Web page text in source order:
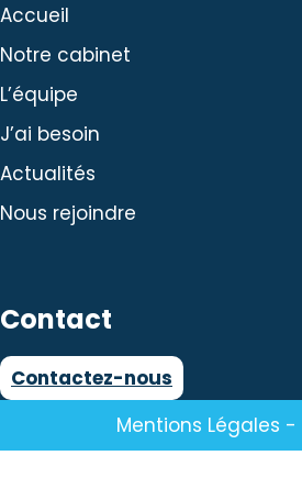
Accueil
Notre cabinet
L’équipe
J’ai besoin
Actualités
Nous rejoindre
Contact
Contactez-nous
Mentions Légales -